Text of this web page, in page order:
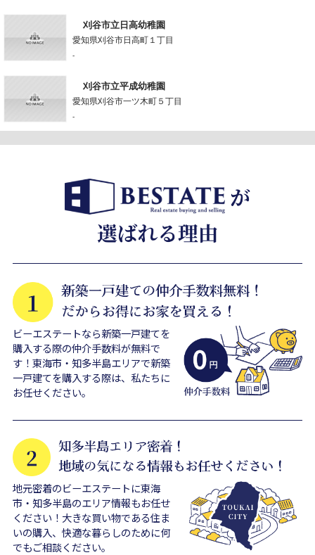
刈谷市立日高幼稚園
愛知県刈谷市日高町１丁目
-
刈谷市立平成幼稚園
愛知県刈谷市一ツ木町５丁目
-
ビーエステートなら新築一戸建てを
購入する際の仲介手数料が無料で
す！東海市・知多半島エリアで新築
一戸建てを購入する際は、私たちに
お任せください。
地元密着のビーエステートに東海
市・知多半島のエリア情報もお任せ
ください！大きな買い物である住ま
いの購入、快適な暮らしのために何
でもご相談ください。